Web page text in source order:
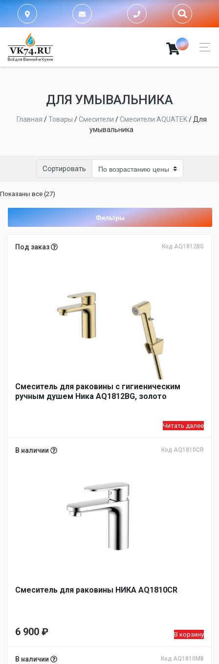
0
ДЛЯ УМЫВАЛЬНИКА
Главная /Товары /Смесители /Смесители AQUATEK/ Для
умывальника
Сортировать
Показаны все (27)
Фильтры
Под заказ Код AQ1812BG
Смеситель для раковины с гигиеническим
ручным душем Ника AQ1812BG, золото
Читать далее
В наличии Код AQ1810CR
Смеситель для раковины НИКА AQ1810CR
6 900 ₽ В корзину
В наличии Код AQ1810MB